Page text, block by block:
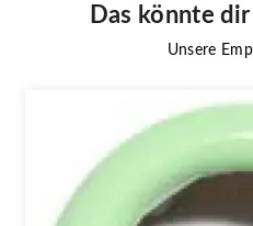
Das könnte
Unsere